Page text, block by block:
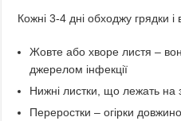
Кожні 3-4 дні обходжу грядки
Жовте або хворе листя –
джерелом інфекції
Нижні листки, що лежать на
Переростки – огірки